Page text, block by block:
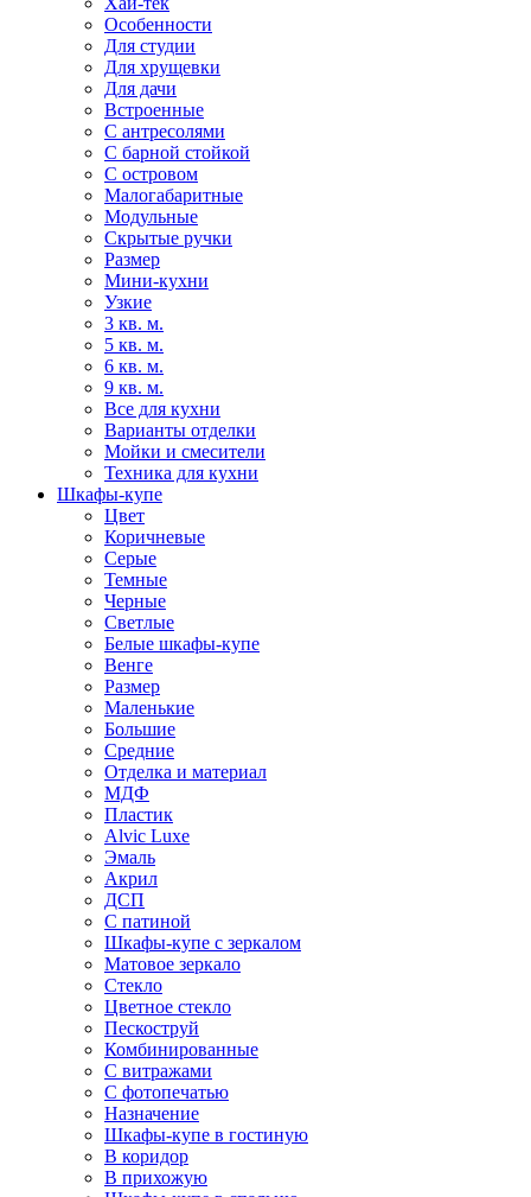
Особенности
Для студии
Для хрущевки
Для дачи
Встроенные
С антресолями
С барной стойкой
С островом
Малогабаритные
Модульные
Скрытые ручки
Размер
Мини-кухни
Узкие
3 кв. м.
5 кв. м.
6 кв. м.
9 кв. м.
Все для кухни
Варианты отделки
Мойки и смесители
Техника для кухни
Шкафы-купе
Цвет
Коричневые
Серые
Темные
Черные
Светлые
Белые шкафы-купе
Венге
Размер
Маленькие
Большие
Средние
Отделка и материал
МДФ
Пластик
Alvic Luxe
Эмаль
Акрил
ДСП
С патиной
Шкафы-купе с зеркалом
Матовое зеркало
Стекло
Цветное стекло
Пескоструй
Комбинированные
С витражами
С фотопечатью
Назначение
Шкафы-купе в гостиную
В коридор
В прихожую